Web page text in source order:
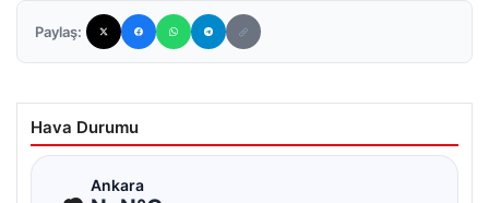
Paylaş:
Hava Durumu
Ankara